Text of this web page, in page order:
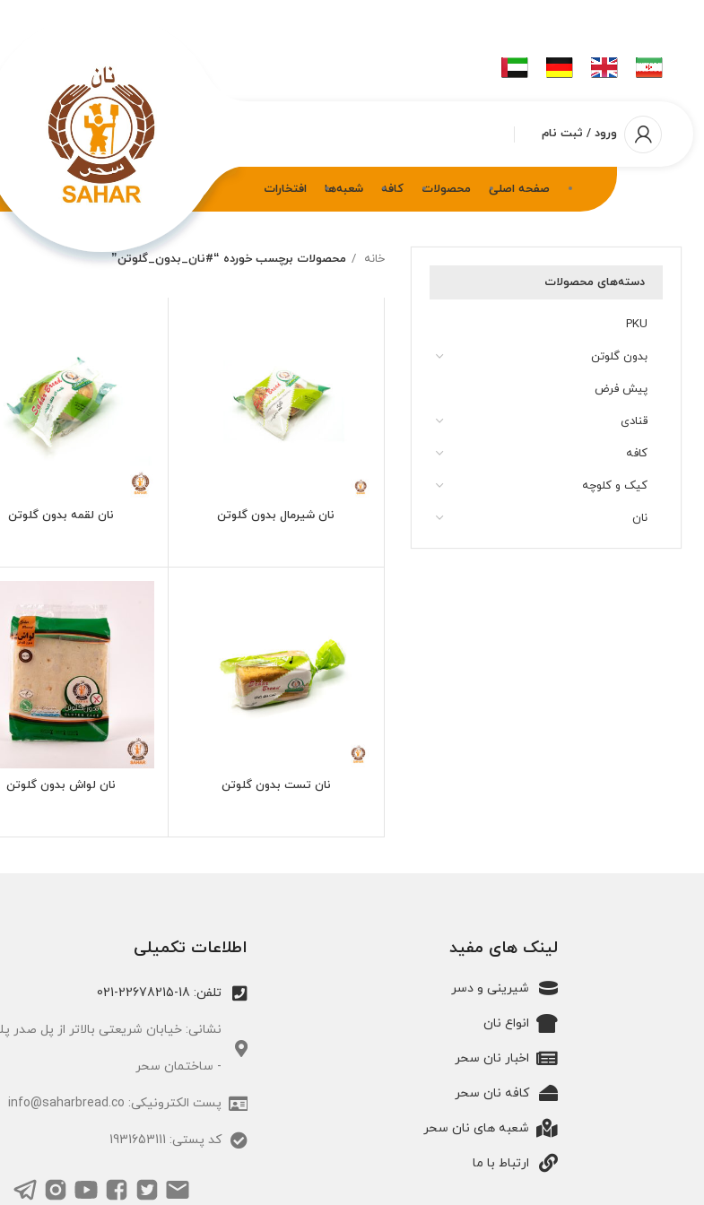
ورود / ثبت نام
صفحه اصلی محصولات کافه شعبه‌ها افتخارات
دسته‌های محصولات
PKU
بدون گلوتن
پیش فرض
قنادی
کافه
کیک و کلوچه
نان
خانه محصولات برچسب خورده “#نان_بدون_گلوتن”
نان شیرمال بدون گلوتن نان لقمه بدون گلوتن
نان تست بدون گلوتن نان لواش بدون گلوتن
لینک های مفید
شیرینی و دسر
انواع نان
اخبار نان سحر
کافه نان سحر
شعبه های نان سحر
ارتباط با ما
اطلاعات تکمیلی
تلفن: 18-22678215-021
- ساختمان سحر
پست الکترونیکی: info@saharbread.co
کد پستی: 1931653111